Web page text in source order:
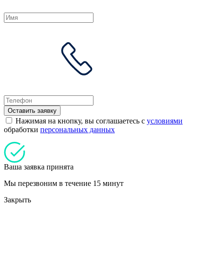
Оставить заявку
Нажимая на кнопку, вы соглашаетесь с условиями
обработки персональных данных
Ваша заявка принята
Мы перезвоним в течение 15 минут
Закрыть